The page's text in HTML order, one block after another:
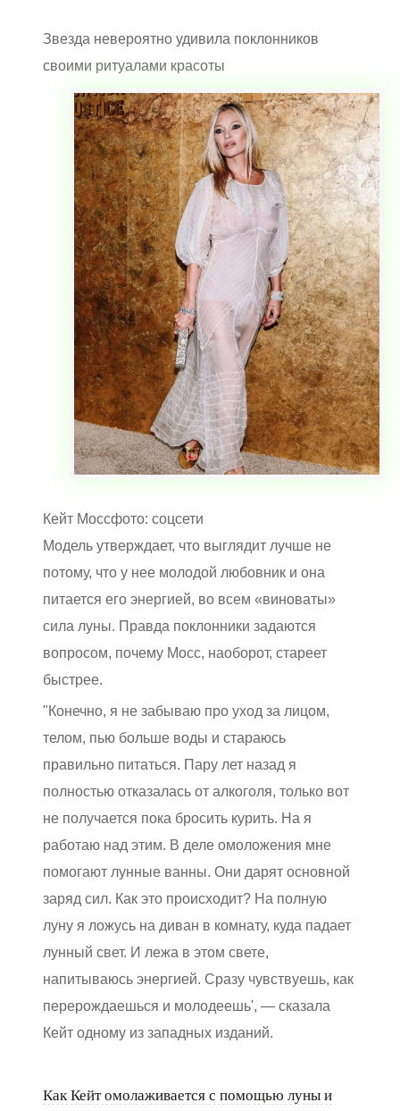
Звезда невероятно удивила поклонников
своими ритуалами красоты
Кейт Моссфото: соцсети
Модель утверждает, что выглядит лучше не
потому, что у нее молодой любовник и она
питается его энергией, во всем «виноваты»
сила луны. Правда поклонники задаются
вопросом, почему Мосс, наоборот, стареет
быстрее.
"Конечно, я не забываю про уход за лицом,
телом, пью больше воды и стараюсь
правильно питаться. Пару лет назад я
полностью отказалась от алкоголя, только вот
не получается пока бросить курить. На я
работаю над этим. В деле омоложения мне
помогают лунные ванны. Они дарят основной
заряд сил. Как это происходит? На полную
луну я ложусь на диван в комнату, куда падает
лунный свет. И лежа в этом свете,
напитываюсь энергией. Сразу чувствуешь, как
перерождаешься и молодеешь', — сказала
Кейт одному из западных изданий.
Как Кейт омолаживается с помощью луны и